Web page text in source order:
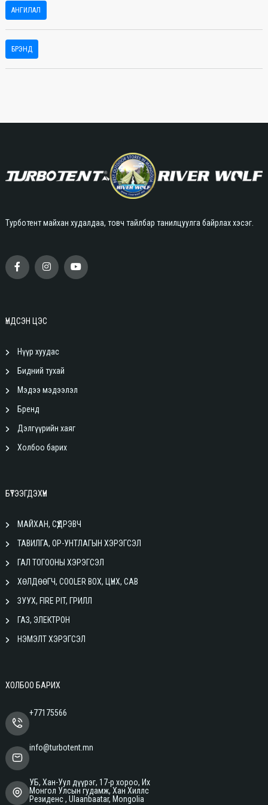
АНГИЛАЛ
БРЭНД
Турботент майхан худалдаа, товч тайлбар танилцуулга байрлах хэсэг.
ҮНДСЭН ЦЭС
Нүүр хуудас
Бидний тухай
Мэдээ мэдээлэл
Бренд
Дэлгүүрийн хаяг
Холбоо барих
БҮТЭЭГДЭХҮҮН
МАЙХАН, СҮҮДРЭВЧ
ТАВИЛГА, ОР-УНТЛАГЫН ХЭРЭГСЭЛ
ГАЛ ТОГООНЫ ХЭРЭГСЭЛ
ХӨЛДӨӨГЧ, COOLER BOX, ЦҮНХ, САВ
ЗУУХ, FIRE PIT, ГРИЛЛ
ГАЗ, ЭЛЕКТРОН
НЭМЭЛТ ХЭРЭГСЭЛ
ХОЛБОО БАРИХ
+77175566
info@turbotent.mn
УБ, Хан-Уул дүүрэг, 17-р хороо, Их
Монгол Улсын гудамж, Хан Хиллс
Резиденс , Ulaanbaatar, Mongolia